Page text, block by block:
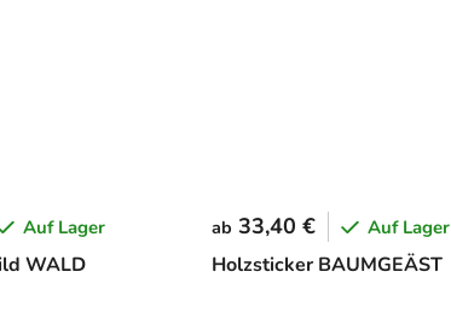
WALD
Auf Lager
Holzsticker BAUMGEÄST
ab 33,40 € Auf Lager